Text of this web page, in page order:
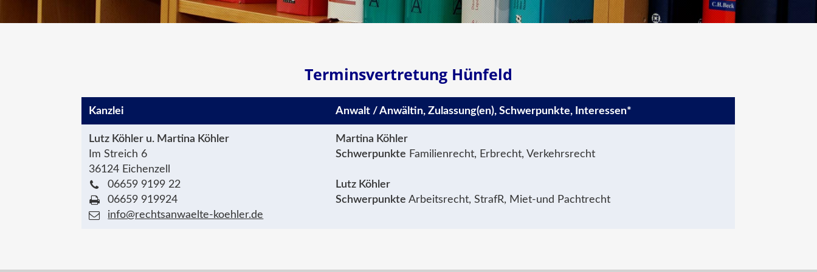
Terminsvertretung Hünfeld
Kanzlei Anwalt / Anwältin, Zulassung(en), Schwerpunkte, Interessen*
Lutz Köhler u. Martina Köhler
Im Streich 6
36124 Eichenzell
06659 9199 22
06659 919924
info@rechtsanwaelte-koehler.de
Martina Köhler
Schwerpunkte Familienrecht, Erbrecht, Verkehrsrecht
Lutz Köhler
Schwerpunkte Arbeitsrecht, StrafR, Miet-und Pachtrecht